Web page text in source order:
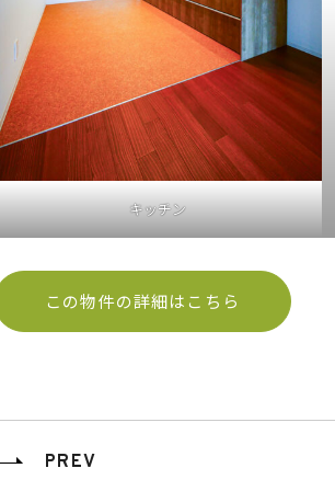
キッチン
この物件の詳細はこちら
PREV